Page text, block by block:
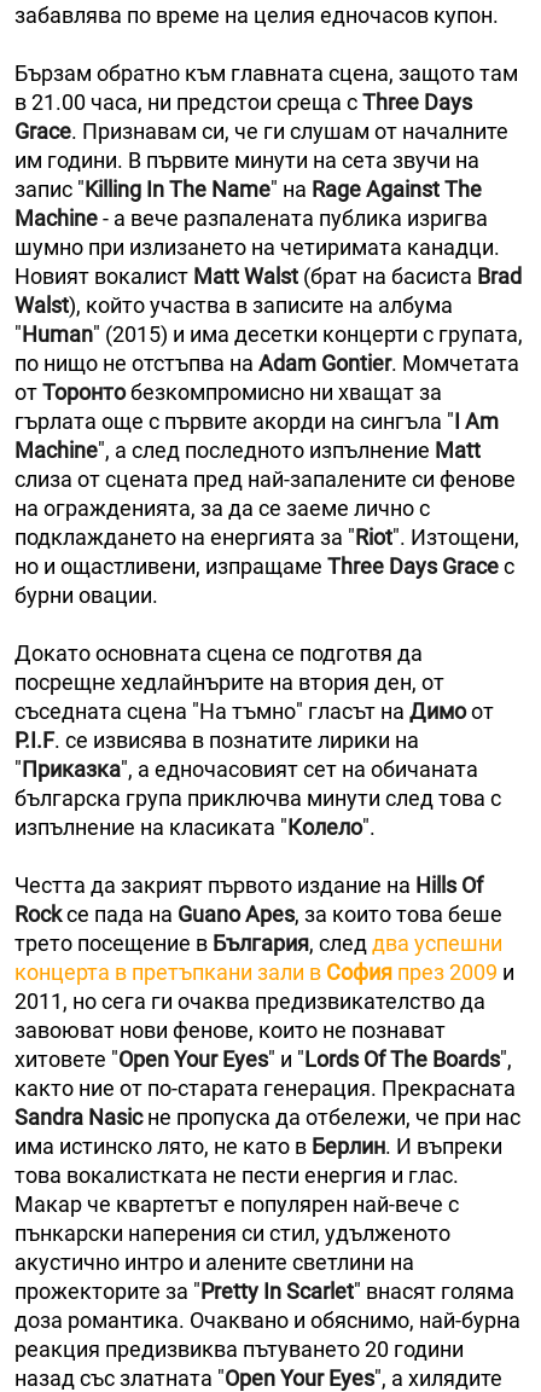
забавлява по време на целия едночасов купон.
Бързам обратно към главната сцена, защото там
в 21.00 часа, ни предстои среща сThree Days
Grace. Признавам си, че ги слушам от началните
им години. В първите минути на сета звучи на
запис "Killing In The Name" на Rage Against The
Machine- a вече разпалената публика изригва
шумно при излизането на четиримата канадци.
Новият вокалист Matt Walst (брат на басиста Brad
Walst), който участва в записите на албума
"Human" (2015) и има десетки концерти c групата,
по нищо не отстъпва на Adam Gontier. Момчетата
отТоронтобезкомпромисно ни хващат за
гърлата още с първите акорди на сингъла "I Аm
Machine", а след последното изпълнение Matt
слиза от сцената пред най-запалените си фенове
на огражденията, за да се заеме лично с
подклаждането на енергията за "Riot". Изтощени,
но и ощастливени, изпращаме Three Days Gracec
бурни овации.
Докато основната сцена се подготвя да
посрещне хедлайнърите на втория ден, от
съседната сцена "На тъмно" гласът на Димоот
P.І.F. ce извисява в познатите лирики на
"Приказка", а едночасовият сет на обичаната
българска група приключва минути след това с
изпълнение на класиката "Колело".
Честта да закрият първото издание на Hills Оf
Rockсе пада на Guano Аpes, за които това беше
трето посещение в България, следдва успешни
концерта в претъпкани зали в София през 2009 и
2011, но сега ги очаква предизвикателство да
завоюват нови фенове, които не познават
хитовете "Open Your Eyes" и "Lordѕ Of Тhe Boards",
както ние от по-старата генерация. Прекрасната
Sandra Nasicне пропуска да отбележи, че при нас
има истинско лято, не като в Берлин. И въпреки
това вокалистката не пести енергия и глас.
Макар че квартетът е популярен най-вече с
пънкарски наперения си стил, удълженото
акустично интро и алените светлини на
прожекторите за "Pretty In Scarlet" внасят голяма
доза романтика. Очаквано и обяснимо, най-бурна
реакция предизвиква пътyването 20 години
назад със златната "Open Your Eyes", а хилядите